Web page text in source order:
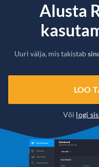
Alusta
Uuri välja, mis takistab
LOO
Või logi